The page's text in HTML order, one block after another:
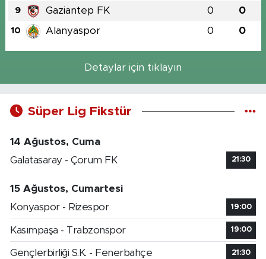
9 Gaziantep FK 0 0
10 Alanyaspor 0 0
Detaylar için tıklayın
Süper Lig Fikstür
14 Ağustos, Cuma
Galatasaray - Çorum FK
21:30
15 Ağustos, Cumartesi
Konyaspor - Rizespor
19:00
Kasımpaşa - Trabzonspor 19:00
Gençlerbirliği S.K. - Fenerbahçe 21:30